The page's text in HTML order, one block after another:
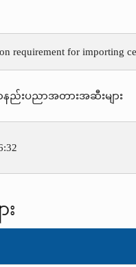
requirement for importing
းပညာအတားအဆီးများ
း